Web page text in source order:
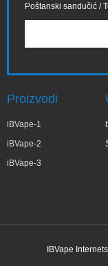
Poštanski sandučić /
Proizvodi
iBVape-1
iBVape-2
iBVape-3
IBVape